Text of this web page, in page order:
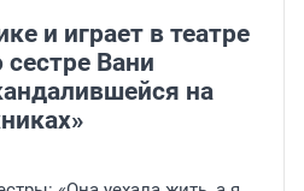
и играет в театре
Вани
на